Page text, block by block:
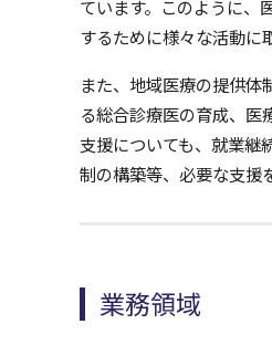
ています。このように、
するために様々な活動に
また、地域医療の提供
る総合診療医の育成、医
支援についても、就業継
制の構築等、必要な支援
業務領域